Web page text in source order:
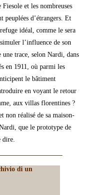
et les nombreuses
peuplées d’étrangers. Et
idéal, comme le sera
l’influence de son
trace, selon Nardi, dans
en 1911, où parmi les
le bâtiment
en voyant le retour
aux villas florentines ?
non réalisé de sa maison-
que le prototype de